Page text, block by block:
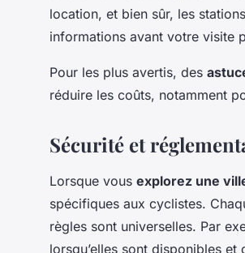
location, et bien sûr, les
informations avant votre visite
Pour les plus avertis, des
réduire les coûts, notamment
Sécurité et
Lorsque vous explorez une
spécifiques aux cyclistes.
règles sont universelles. Par
lorsqu’elles sont disponibles